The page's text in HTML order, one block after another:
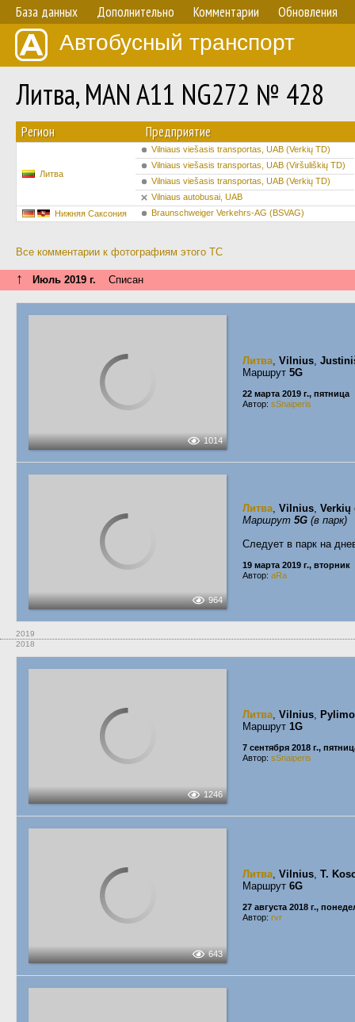
База данных Дополнительно Комментарии Обновления
Автобусный транспорт
Литва, MAN A11 NG272 № 428
Регион Предприятие
Литва
Vilniaus viešasis transportas, UAB (Verkių TD)
Vilniaus viešasis transportas, UAB (Viršuliškių TD)
Vilniaus viešasis transportas, UAB (Verkių TD)
Vilniaus autobusai, UAB
Нижняя Саксония
Braunschweiger Verkehrs-AG (BSVAG)
Все комментарии к фотографиям этого ТС
↑ Июль 2019 г. Списан
1014
Литва, Vilnius,
Маршрут 5G
22 марта 2019 г., пятница
Автор: sSnaiperis
964
Литва, Vilnius, Verkių
Маршрут 5G (в парк)
Следует в парк на
19 марта 2019 г., вторник
Автор: aRa
2019
2018
1246
Литва, Vilnius,
Маршрут 1G
7 сентября 2018 г.,
Автор: sSnaiperis
643
Литва, Vilnius, T.
Маршрут 6G
27 августа 2018 г.,
Автор: rvr